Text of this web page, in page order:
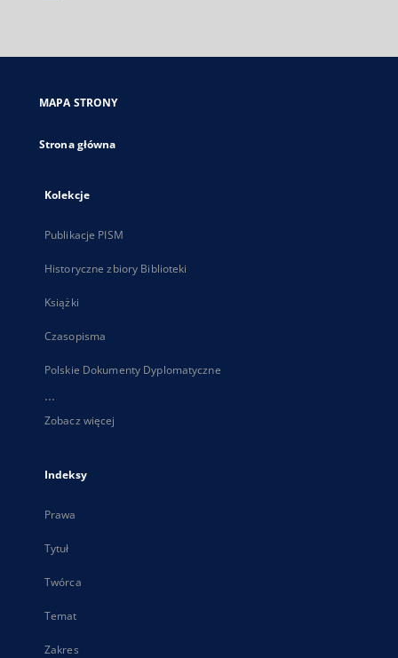
się
karcie
MAPA STRONY
Strona główna
Kolekcje
Publikacje PISM
Historyczne zbiory Biblioteki
Książki
Czasopisma
Polskie Dokumenty Dyplomatyczne
...
Zobacz więcej
Indeksy
Prawa
Tytuł
Twórca
Temat
Zakres